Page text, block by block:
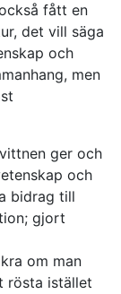
fått en
det vill säga
och
men
ger och
och
bidrag till
gjort
om man
rösta istället